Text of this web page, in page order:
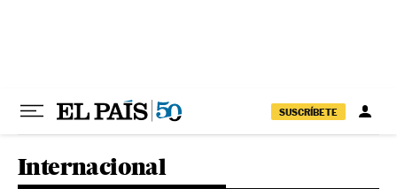
SUSCRÍBETE
Internacional